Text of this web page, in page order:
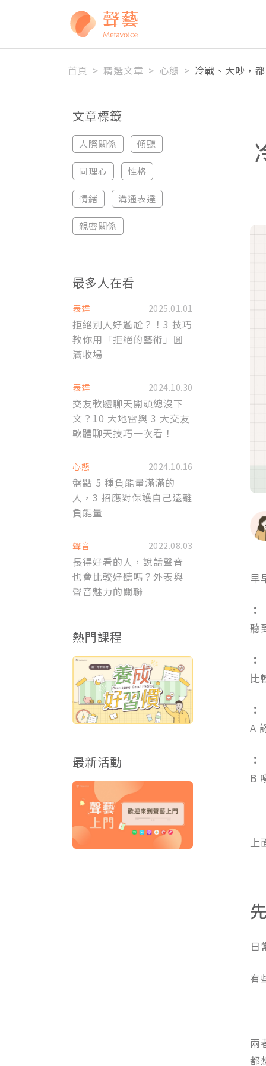
全站搜尋
首頁 > 精選文章 > 心態 > 冷戰、大吵，
文章標籤
人際關係 傾聽
同理心 性格
情緒 溝通表達
親密關係
最多人在看
表達 2025.01.01
拒絕別人好尷尬？！3 技巧
教你用「拒絕的藝術」圓
滿收場
表達 2024.10.30
交友軟體聊天開頭總沒下
文？10 大地雷與 3 大交友
軟體聊天技巧一次看！
心態 2024.10.16
盤點 5 種負能量滿滿的
人，3 招應對保護自己遠離
負能量
聲音 2022.08.03
長得好看的人，說話聲音
也會比較好聽嗎？外表與
聲音魅力的關聯
熱門課程
最新活動
早
聽
比
A
B
日
有
兩
都